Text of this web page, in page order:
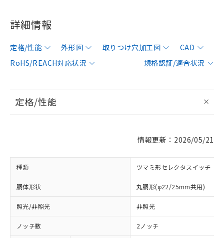
詳細情報
定格/性能 外形図 取りつけ穴加工図
CAD
RoHS/REACH対応状況
規格認証/適合状況
定格/性能
情報更新：2026/05/21
種類 ツマミ形セレクタスイッチ
胴体形状 丸胴形(φ22/25mm共用)
照光/非照光 非照光
ノッチ数 2ノッチ